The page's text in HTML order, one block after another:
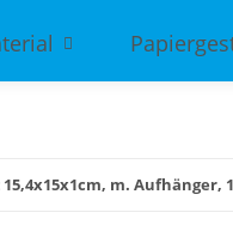
15,4x15x1cm, m. Aufhänger,